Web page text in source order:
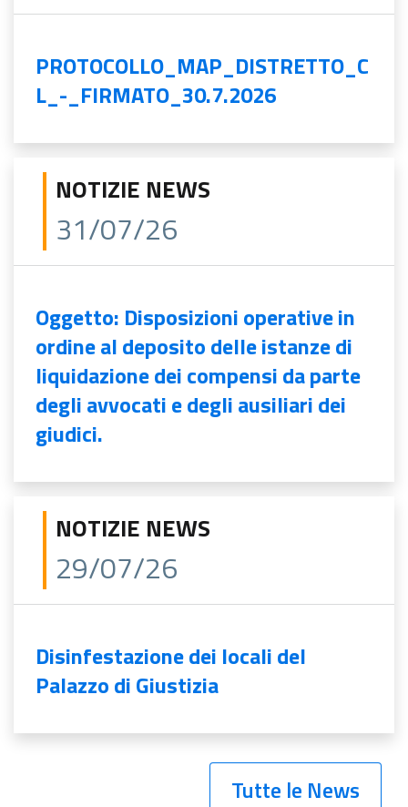
PROTOCOLLO_MAP_DISTRETTO_C
L_-_FIRMATO_30.7.2026
NOTIZIE NEWS
31/07/26
Oggetto: Disposizioni operative in
ordine al deposito delle istanze di
liquidazione dei compensi da parte
degli avvocati e degli ausiliari dei
giudici.
NOTIZIE NEWS
29/07/26
Disinfestazione dei locali del
Palazzo di Giustizia
Tutte le News